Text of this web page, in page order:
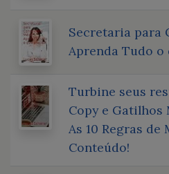
Secretaria para
Aprenda Tudo o
Turbine seus
Copy e Gatilhos
As 10 Regras
Conteúdo!